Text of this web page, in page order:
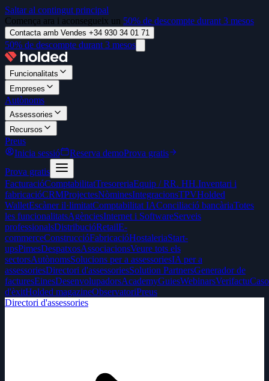
Saltar al contingut principal
Comença ara i aconsegueix un 50% de descompte durant 3 mesos
Contacta amb Vendes +34 930 34 01 71
50% de descompte durant 3 mesos
Funcionalitats
Empreses
Autònoms
Assessories
Recursos
Preus
Inicia sessió
Reserva demoProva gratis
Prova gratis
FacturacióComptabilitatTresoreriaEquip / RR. HH.Inventari i
fabricacióCRMProjectesNòminesIntegracionsTPVHolded
WalletEscàner il·limitatComptabilitat IAConciliació bancàriaTotes
les funcionalitatsAgènciesInternet i SoftwareServeis
professionalsDistribucióRetailE-
commerceConstruccióFabricacióHostaleriaStart-
upsPimesDespatxosAssociacionsVeure tots els
sectorsAutònomsSolucions per a assessoriesIA per a
assessoriesDirectori d'assessoriesSolution PartnersGenerador de
facturesEinesDesenvolupadorsAcademyGuiesWebinarsVerifactu
d'èxitHolded magazineObservatoriPreus
Directori d'assessories